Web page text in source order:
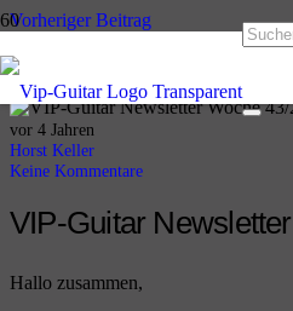
Vorheriger Beitrag
VIP-Guitar Newsletter Woche 42 /
Nächster Beitrag
VIP-Guitar Newsletter Woche 44/
vor 4 Jahren
Horst Keller
Keine Kommentare
VIP-Guitar
Hallo zusammen,